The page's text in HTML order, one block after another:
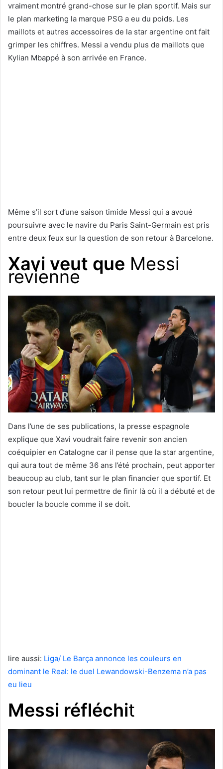
vraiment montré grand-chose sur le plan sportif. Mais sur
le plan marketing la marque PSG a eu du poids. Les
maillots et autres accessoires de la star argentine ont fait
grimper les chiffres. Messi a vendu plus de maillots que
Kylian Mbappé à son arrivée en France.
Même s’il sort d’une saison timide Messi qui a avoué
poursuivre avec le navire du Paris Saint-Germain est pris
entre deux feux sur la question de son retour à Barcelone.
Xavi veut que Messi
revienne
Dans l’une de ses publications, la presse espagnole
explique que Xavi voudrait faire revenir son ancien
coéquipier en Catalogne car il pense que la star argentine,
qui aura tout de même 36 ans l’été prochain, peut apporter
beaucoup au club, tant sur le plan financier que sportif. Et
son retour peut lui permettre de finir là où il a débuté et de
boucler la boucle comme il se doit.
lire aussi: Liga/ Le Barça annonce les couleurs en
dominant le Real: le duel Lewandowski-Benzema n’a pas
eu lieu
Messi réfléchit